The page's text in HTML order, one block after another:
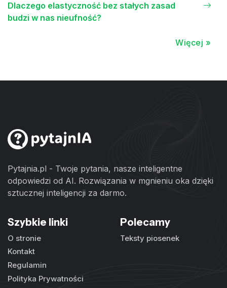
Dlaczego elastyczność bez stałych zasad
budzi w nas nieufność?
Więcej »
Pytajnia.pl - Twoje pytania, nasze inteligentne
odpowiedzi od AI. Rozwiązania w mgnieniu oka dzięki
sztucznej inteligencji za darmo.
Szybkie linki
O stronie
Kontakt
Regulamin
Polityka Prywatności
Polecamy
Teksty piosenek